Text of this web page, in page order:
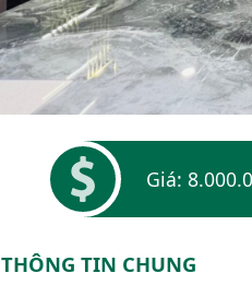
Giá:
THÔNG TIN CHUNG